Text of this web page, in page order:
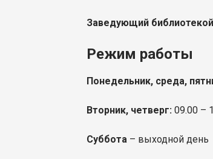
Заведующий
Режим работы
Понедельник, среда,
Вторник, четверг: 09.00 –
Суббота – выходной день